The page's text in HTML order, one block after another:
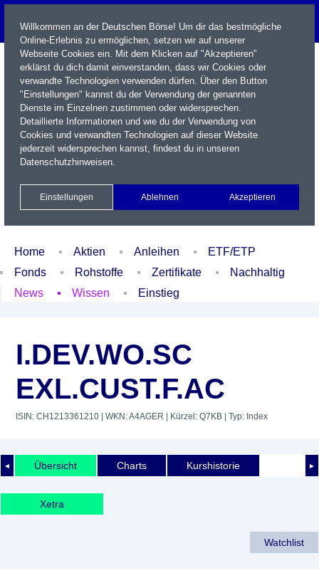
Name / WKN / ISIN / Kürzel
Xetra Realtime
Watchlist Portfolio Login
Home Aktien Anleihen
ETF/ETP
Fonds
Rohstoffe Zertifikate
Nachhaltig
News
Wissen Einstieg
I.DEV.WO.SC
EXL.CUST.F.AC
ISIN: CH1213361210 | WKN: A4AGER | Kürzel: Q7KB | Typ: Index
◄ ►
Übersicht Charts Kurshistorie
Xetra
Watchlist
Willkommen an der Deutschen Börse! Um dir das bestmögliche
Online-Erlebnis zu ermöglichen, setzen wir auf unserer
Webseite Cookies ein. Mit dem Klicken auf "Akzeptieren"
erklärst du dich damit einverstanden, dass wir Cookies oder
verwandte Technologien verwenden dürfen. Über den Button
"Einstellungen" kannst du der Verwendung der genannten
Dienste im Einzelnen zustimmen oder widersprechen.
Detaillierte Informationen und wie du der Verwendung von
Cookies und verwandten Technologien auf dieser Website
jederzeit widersprechen kannst, findest du in unseren
Datenschutzhinweisen.
Einstellungen Ablehnen Akzeptieren